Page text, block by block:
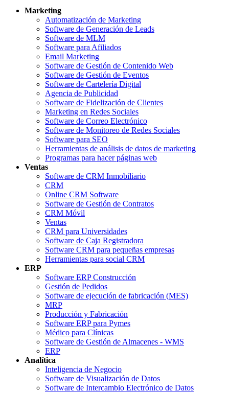
Marketing
Automatización de Marketing
Software de Generación de Leads
Software de MLM
Software para Afiliados
Email Marketing
Software de Gestión de Contenido Web
Software de Gestión de Eventos
Software de Cartelería Digital
Agencia de Publicidad
Software de Fidelización de Clientes
Marketing en Redes Sociales
Software de Correo Electrónico
Software de Monitoreo de Redes Sociales
Software para SEO
Herramientas de análisis de datos de marketing
Programas para hacer páginas web
Ventas
Software de CRM Inmobiliario
CRM
Online CRM Software
Software de Gestión de Contratos
CRM Móvil
Ventas
CRM para Universidades
Software de Caja Registradora
Software CRM para pequeñas empresas
Herramientas para social CRM
ERP
Software ERP Construcción
Gestión de Pedidos
Software de ejecución de fabricación (MES)
MRP
Producción y Fabricación
Software ERP para Pymes
Médico para Clínicas
Software de Gestión de Almacenes - WMS
ERP
Analítica
Inteligencia de Negocio
Software de Visualización de Datos
Software de Intercambio Electrónico de Datos